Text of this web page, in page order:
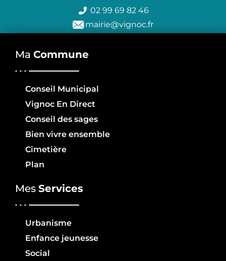
02 99 69 82 46
mairie@vignoc.fr
Ma Commune
Conseil Municipal
Vignoc En Direct
Conseil des sages
Bien vivre ensemble
Cimetière
Plan
Mes Services
Urbanisme
Enfance jeunesse
Social